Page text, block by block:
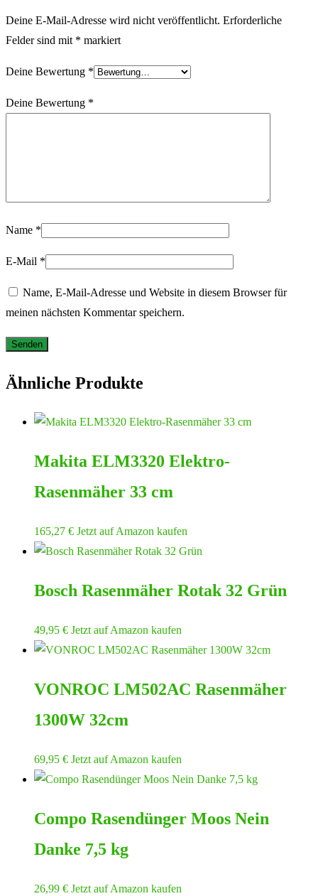
Deine E-Mail-Adresse wird nicht veröffentlicht. Erforderliche
Felder sind mit * markiert
Deine Bewertung *
Deine Bewertung *
Name *
E-Mail *
Name, E-Mail-Adresse und Website in diesem Browser für
meinen nächsten Kommentar speichern.
Ähnliche Produkte
Makita ELM3320 Elektro-
Rasenmäher 33 cm
165,27 € Jetzt auf Amazon kaufen
Bosch Rasenmäher Rotak 32 Grün
49,95 € Jetzt auf Amazon kaufen
VONROC LM502AC Rasenmäher
1300W 32cm
69,95 € Jetzt auf Amazon kaufen
Compo Rasendünger Moos Nein
Danke 7,5 kg
26,99 € Jetzt auf Amazon kaufen